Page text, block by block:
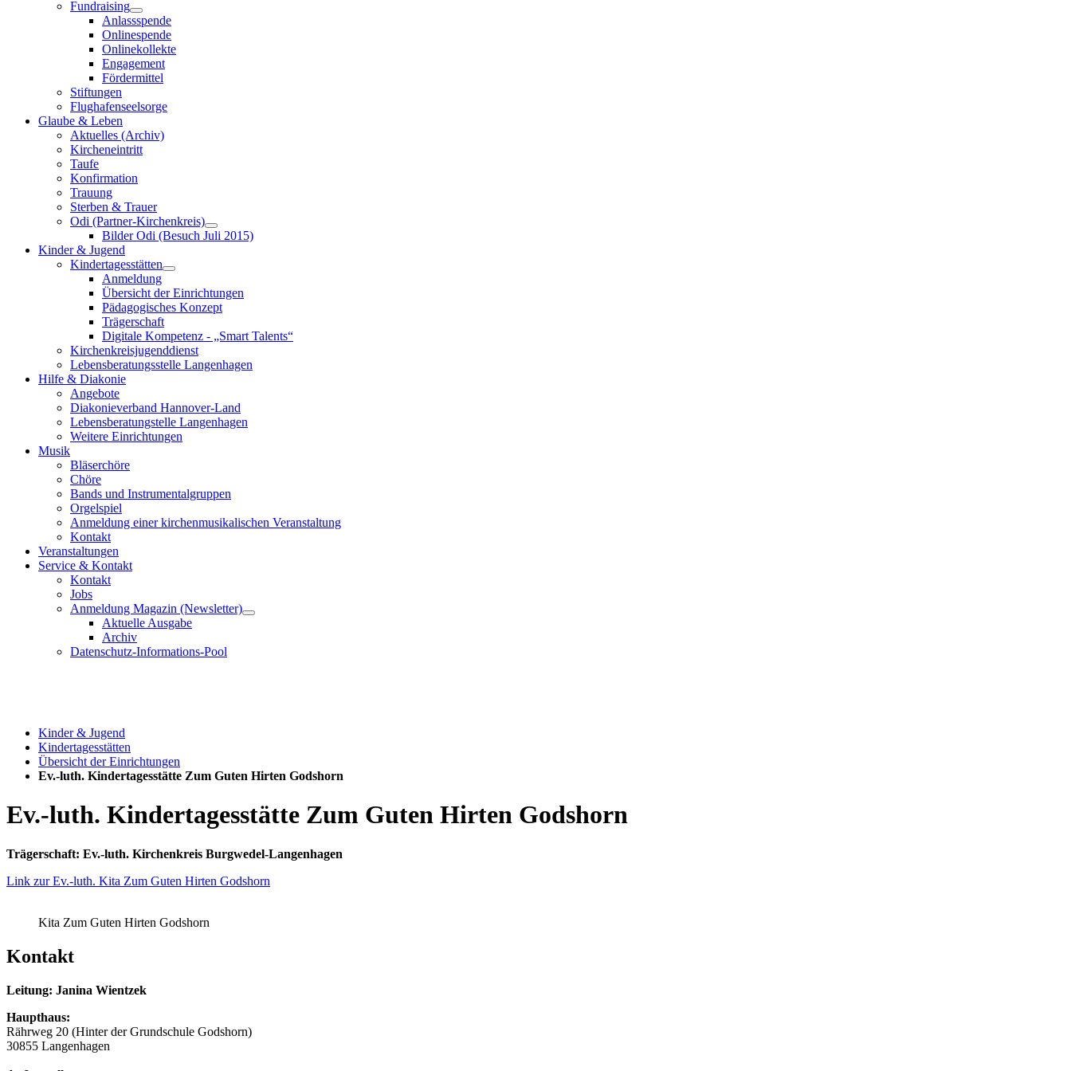
Fundraising
Anlassspende
Onlinespende
Onlinekollekte
Engagement
Fördermittel
Stiftungen
Flughafenseelsorge
Glaube & Leben
Aktuelles (Archiv)
Kircheneintritt
Taufe
Konfirmation
Trauung
Sterben & Trauer
Odi (Partner-Kirchenkreis)
Bilder Odi (Besuch Juli 2015)
Kinder & Jugend
Kindertagesstätten
Anmeldung
Übersicht der Einrichtungen
Pädagogisches Konzept
Trägerschaft
Digitale Kompetenz - „Smart Talents“
Kirchenkreisjugenddienst
Lebensberatungsstelle Langenhagen
Hilfe & Diakonie
Angebote
Diakonieverband Hannover-Land
Lebensberatungstelle Langenhagen
Weitere Einrichtungen
Musik
Bläserchöre
Chöre
Bands und Instrumentalgruppen
Orgelspiel
Anmeldung einer kirchenmusikalischen Veranstaltung
Kontakt
Veranstaltungen
Service & Kontakt
Kontakt
Jobs
Anmeldung Magazin (Newsletter)
Aktuelle Ausgabe
Archiv
Datenschutz-Informations-Pool
Kinder & Jugend
Kindertagesstätten
Übersicht der Einrichtungen
Ev.-luth. Kindertagesstätte Zum Guten Hirten Godshorn
Ev.-luth. Kindertagesstätte Zum Guten Hirten Godshorn
Trägerschaft: Ev.-luth. Kirchenkreis Burgwedel-Langenhagen
Link zur Ev.-luth. Kita Zum Guten Hirten Godshorn
Kita Zum Guten Hirten Godshorn
Kontakt
Leitung: Janina Wientzek
Haupthaus:
Rährweg 20 (Hinter der Grundschule Godshorn)
30855 Langenhagen